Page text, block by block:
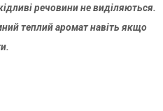
речовини не виділяються.
теплий аромат навіть якщо